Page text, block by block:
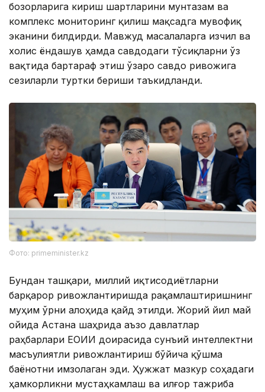
бозорларига кириш шартларини мунтазам ва
комплекс мониторинг қилиш мақсадга мувофиқ
эканини билдирди. Мавжуд масалаларга изчил ва
холис ёндашув ҳамда савдодаги тўсиқларни ўз
вақтида бартараф этиш ўзаро савдо ривожига
сезиларли туртки бериши таъкидланди.
Фото: primeminister.kz
Бундан ташқари, миллий иқтисодиётларни
барқарор ривожлантиришда рақамлаштиришнинг
муҳим ўрни алоҳида қайд этилди. Жорий йил май
ойида Астана шаҳрида аъзо давлатлар
раҳбарлари ЕОИИ доирасида сунъий интеллектни
масъулиятли ривожлантириш бўйича қўшма
баёнотни имзолаган эди. Ҳужжат мазкур соҳадаги
ҳамкорликни мустаҳкамлаш ва илғор тажриба